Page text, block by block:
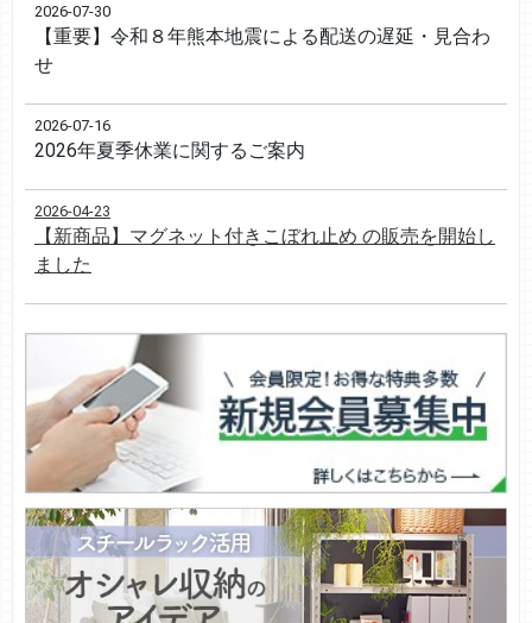
2026-07-30
【重要】令和８年熊本地震による配送の遅延・見合わ
せ
2026-07-16
2026年夏季休業に関するご案内
2026-04-23
【新商品】マグネット付きこぼれ止め の販売を開始し
ました